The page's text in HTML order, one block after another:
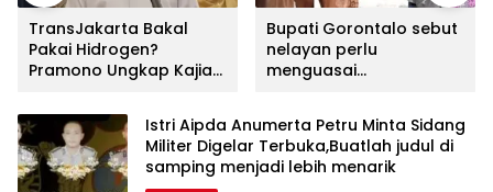
TransJakarta Bakal
Pakai Hidrogen?
Pramono Ungkap Kajian
Bupati Gorontalo sebut
nelayan perlu
menguasai
lebih menarik
Istri Aipda Anumerta Petru Minta Sidang
Militer Digelar Terbuka,Buatlah judul di
samping menjadi lebih menarik